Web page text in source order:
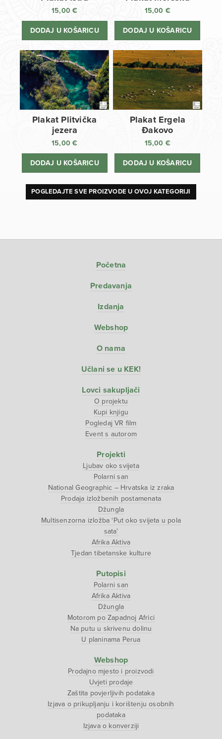
15,00€
DODAJ U KOŠARICU
15,00 €
DODAJ U KOŠARICU
Plakat Plitvička
jezera
15,00€
DODAJ U KOŠARICU
Plakat Ergela
Đakovo
15,00 €
DODAJ U KOŠARICU
POGLEDAJTE SVE PROIZVODE U OVOJ KATEGORIJI
Početna
Predavanja
Izdanja
Webshop
O nama
Učlani se u KEK!
Lovci sakupljači
O projektu
Kupi knjigu
Pogledaj VR film
Event s autorom
Projekti
Ljubav oko svijeta
Polarni san
National Geographic – Hrvatska iz zraka
Prodaja izložbenih postamenata
Džungla
Multisenzorna izložba ‘Put oko svijeta u pola
sata’
Afrika Aktiva
Tjedan tibetanske kulture
Putopisi
Polarni san
Afrika Aktiva
Džungla
Motorom po Zapadnoj Africi
Na putu u skrivenu dolinu
U planinama Perua
Webshop
Prodajno mjesto i proizvodi
Uvjeti prodaje
Zaštita povjerljivih podataka
Izjava o prikupljanju i korištenju osobnih
podataka
Izjava o konverziji